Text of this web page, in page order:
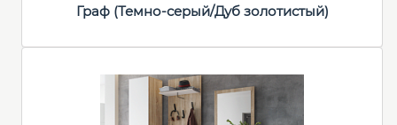
Граф (Темно-серый/Дуб золотистый)